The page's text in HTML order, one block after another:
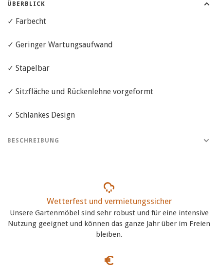
ÜBERBLICK
✓ Farbecht
✓ Geringer Wartungsaufwand
✓ Stapelbar
✓ Sitzfläche und Rückenlehne vorgeformt
✓ Schlankes Design
BESCHREIBUNG
Wetterfest und vermietungssicher
Unsere Gartenmöbel sind sehr robust und für eine intensive
Nutzung geeignet und können das ganze Jahr über im Freien
bleiben.